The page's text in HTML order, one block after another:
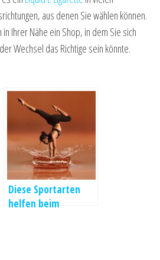
aus denen Sie wählen können.
Ihrer Nähe ein Shop, in dem Sie sich
Wechsel das Richtige sein könnte.
Diese Sportarten
helfen beim